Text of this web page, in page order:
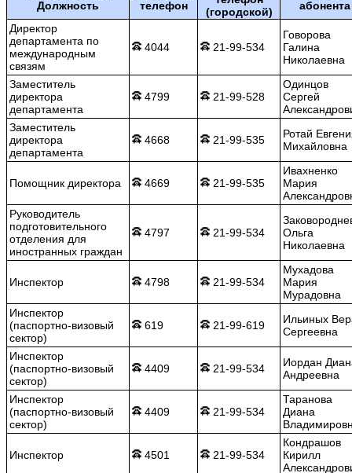
Должность
телефон
(городской)
абонента
Директор
департамента по
международным
связям
4044 21-99-534
Говорова
Галина
Николаевна
Заместитель
директора
департамента
4799 21-99-528
Одинцов
Сергей
Заместитель
директора
департамента
4668 21-99-535
Ротай
Михайловна
Помощник директора 4669 21-99-535
Ивахненко
Мария
Руководитель
подготовительного
отделения для
иностранных граждан
4797 21-99-534
Ольга
Николаевна
Инспектор 4798 21-99-534
Мухадова
Мария
Мурадовна
Инспектор
(паспортно-визовый
сектор)
619 21-99-619
Ильиных
Сергеевна
Инспектор
(паспортно-визовый
сектор)
4409 21-99-534
Иордан
Андреевна
Инспектор
(паспортно-визовый
сектор)
4409 21-99-534
Таранова
Диана
Инспектор 4501 21-99-534
Кондрашов
Кирилл